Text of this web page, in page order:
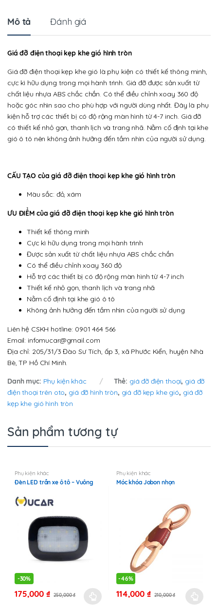
Mô tả Đánh giá
Giá đỡ điện thoại kẹp khe gió hình tròn
Giá đỡ điện thoại kẹp khe gió là phụ kiện có thiết kế thông minh,
cực kì hữu dụng trong mọi hành trình. Giá đỡ được sản xuất từ
chất liệu nhựa ABS chắc chắn. Có thể điều chỉnh xoay 360 độ
hoặc góc nhìn sao cho phù hợp với người dùng nhất. Đây là phụ
kiện hỗ trợ các thiết bị có độ rộng màn hình từ 4-7 inch. Giá đỡ
có thiết kế nhỏ gọn, thanh lịch và trang nhã. Nằm cố định tại khe
gió ô tô nên không ảnh hưởng đến tầm nhìn của người sử dụng.
CẤU TẠO của giá đỡ điện thoại kẹp khe gió hình tròn
Màu sắc: đỏ, xám
ƯU ĐIỂM của giá đỡ điện thoại kẹp khe gió hình tròn
Thiết kế thông minh
Cực kì hữu dụng trong mọi hành trình
Được sản xuất từ chất liệu nhựa ABS chắc chắn
Có thể điều chỉnh xoay 360 độ
Hỗ trợ các thiết bị có độ rộng màn hình từ 4-7 inch
Thiết kế nhỏ gọn, thanh lịch và trang nhã
Nằm cố định tại khe gió ô tô
Không ảnh hưởng đến tầm nhìn của người sử dụng
Liên hệ CSKH hotline: 0901 464 566
Email: infomucar@gmail.com
Địa chỉ: 205/31/3 Đào Sư Tích, ấp 3, xã Phước Kiển, huyện Nhà
Bè, TP Hồ Chí Minh.
Danh mục: Phụ kiện khác Thẻ: giá đỡ điện thoại, giá đỡ
điện thoại trên oto, giá đỡ hình tròn, giá đỡ kẹp khe gió, giá đỡ
kẹp khe gió hình tròn
Sản phẩm tương tự
Phụ kiện khác
Đèn LED trần xe ô tô – Vuông
-30%
175,000 ₫ 250,000₫
Phụ kiện khác
Móc khóa Jobon nhọn
-46%
114,000 ₫ 210,000₫